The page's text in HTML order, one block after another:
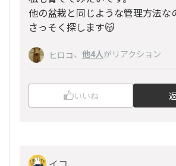
他の盆栽と同じような管理方法な
さっそく探します😽
ヒロコ、 他4人がリアクション
いいね